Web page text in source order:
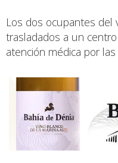
Los dos ocupantes del
trasladados a un
atención médica por